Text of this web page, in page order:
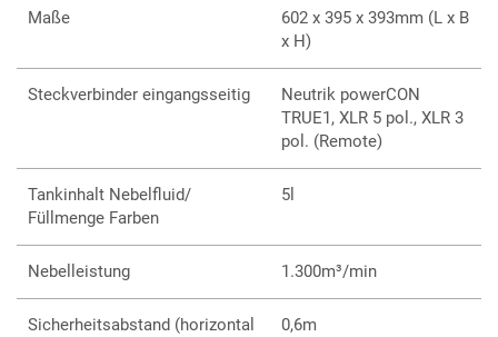
Maße
602 x 395 x 393mm (L x B
x H)
Steckverbinder eingangsseitig
Neutrik powerCON
TRUE1, XLR 5 pol., XLR 3
pol. (Remote)
Tankinhalt Nebelfluid/
Füllmenge Farben
5l
Nebelleistung 1.300m³/min
Sicherheitsabstand (horizontal
0,6m